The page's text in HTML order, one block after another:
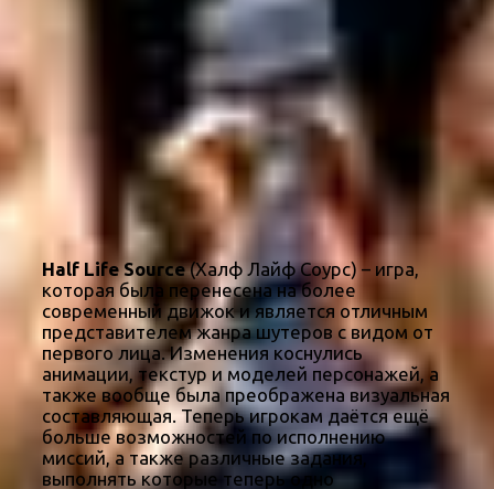
Half Life Source(Халф Лайф Соурс) – игра,
которая была перенесена на более
современный движок и является отличным
представителем жанра шутеров с видом от
первого лица. Изменения коснулись
анимации, текстур и моделей персонажей, а
также вообще была преображена визуальная
составляющая. Теперь игрокам даётся ещё
больше возможностей по исполнению
миссий, а также различные задания,
выполнять которые теперь одно